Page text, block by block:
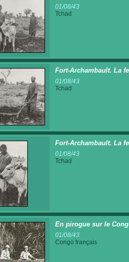
01/08/43
Tchad
Fort-Archambault. La
01/08/43
Tchad
Fort-Archambault. La
01/08/43
Tchad
En pirogue sur le
01/08/43
Congo français